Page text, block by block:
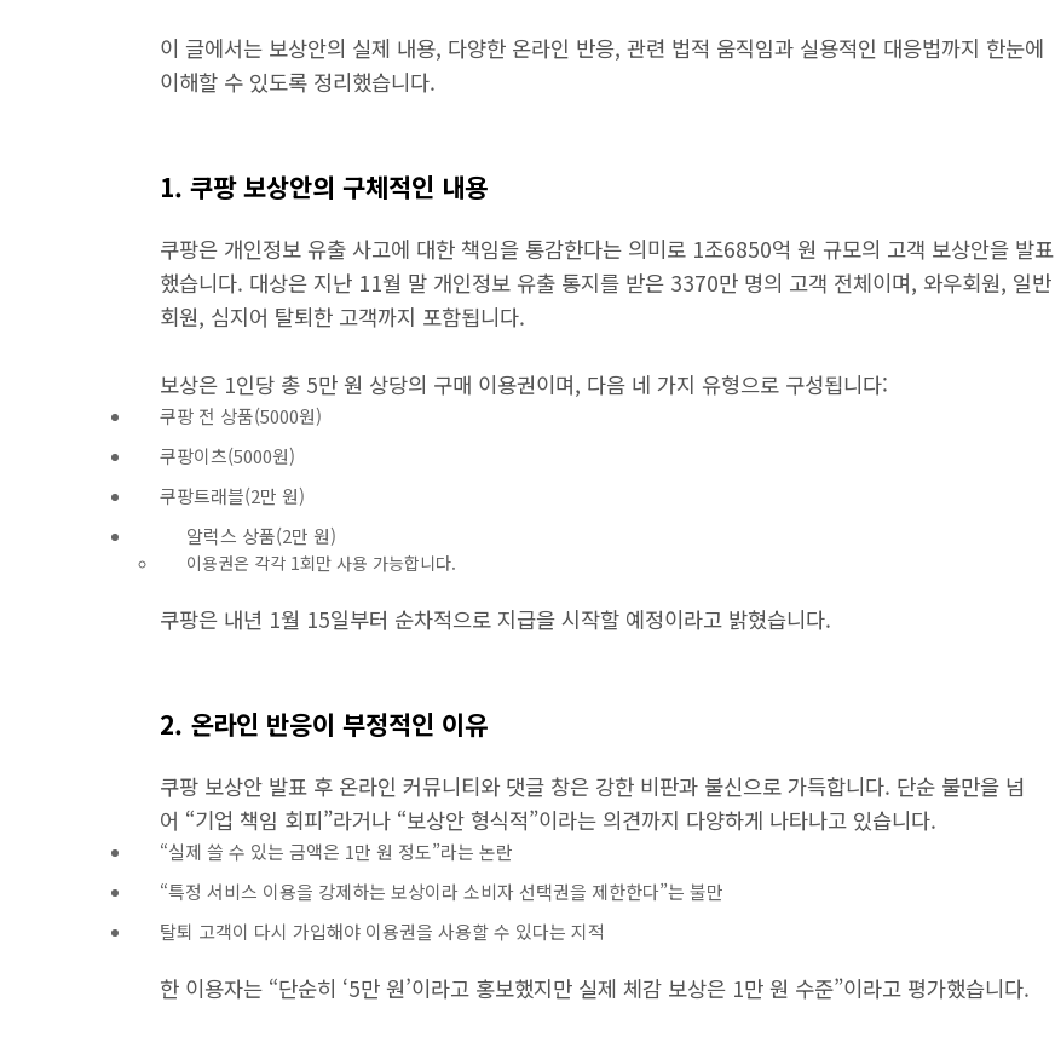
이 글에서는 보상안의 실제 내용, 다양한 온라인 반응, 관련 법적 움직임과 실용적인 대응법까지 한눈에
이해할 수 있도록 정리했습니다.
1. 쿠팡 보상안의 구체적인 내용
쿠팡은 개인정보 유출 사고에 대한 책임을 통감한다는 의미로 1조6850억 원 규모의 고객 보상안을 발표
했습니다. 대상은 지난 11월 말 개인정보 유출 통지를 받은 3370만 명의 고객 전체이며, 와우회원, 일반
회원, 심지어 탈퇴한 고객까지 포함됩니다.
보상은 1인당 총 5만 원 상당의 구매 이용권이며, 다음 네 가지 유형으로 구성됩니다:
쿠팡 전 상품(5000원)
쿠팡이츠(5000원)
쿠팡트래블(2만 원)
알럭스 상품(2만 원)
이용권은 각각 1회만 사용 가능합니다.
쿠팡은 내년 1월 15일부터 순차적으로 지급을 시작할 예정이라고 밝혔습니다.
2. 온라인 반응이 부정적인 이유
쿠팡 보상안 발표 후 온라인 커뮤니티와 댓글 창은 강한 비판과 불신으로 가득합니다. 단순 불만을 넘
어 “기업 책임 회피”라거나 “보상안 형식적”이라는 의견까지 다양하게 나타나고 있습니다.
“실제 쓸 수 있는 금액은 1만 원 정도”라는 논란
“특정 서비스 이용을 강제하는 보상이라 소비자 선택권을 제한한다”는 불만
탈퇴 고객이 다시 가입해야 이용권을 사용할 수 있다는 지적
한 이용자는 “단순히 ‘5만 원’이라고 홍보했지만 실제 체감 보상은 1만 원 수준”이라고 평가했습니다.